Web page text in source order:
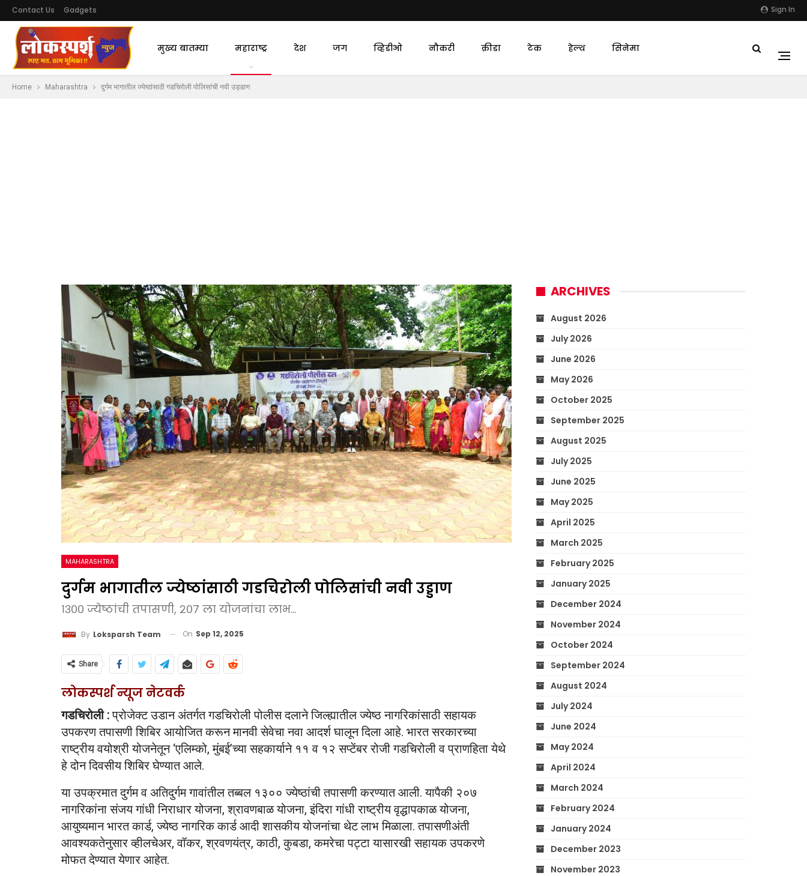
Sign In
Contact Us Gadgets
मुख्य बातम्या महाराष्ट्र देश जग व्हिडीओ नौकरी क्रीडा टेक हेल्थ सिनेमा
Home Maharashtra दुर्गम भागातील ज्येष्ठांसाठी गडचिरोली पोलिसांची नवी उड्डाण
MAHARASHTRA
दुर्गम भागातील ज्येष्ठांसाठी गडचिरोली पोलिसांची नवी उड्डाण
१३०० ज्येष्ठांची तपासणी, २०७ ला योजनांचा लाभ...
By Loksparsh Team On Sep 12, 2025
Share
लोकस्पर्श न्यूज नेटवर्क
गडचिरोली :प्रोजेक्ट उडान अंतर्गत गडचिरोली पोलीस दलाने जिल्ह्यातील ज्येष्ठ नागरिकांसाठी सहायक
उपकरण तपासणी शिबिर आयोजित करून मानवी सेवेचा नवा आदर्श घालून दिला आहे. भारत सरकारच्या
राष्ट्रीय वयोश्री योजनेतून ‘एलिम्को, मुंबई’च्या सहकार्याने ११ व १२ सप्टेंबर रोजी गडचिरोली व प्राणहिता येथे
हे दोन दिवसीय शिबिर घेण्यात आले.
या उपक्रमात दुर्गम व अतिदुर्गम गावांतील तब्बल १३०० ज्येष्ठांची तपासणी करण्यात आली. यापैकी २०७
नागरिकांना संजय गांधी निराधार योजना, श्रावणबाळ योजना, इंदिरा गांधी राष्ट्रीय वृद्धापकाळ योजना,
आयुष्यमान भारत कार्ड, ज्येष्ठ नागरिक कार्ड आदी शासकीय योजनांचा थेट लाभ मिळाला. तपासणीअंती
आवश्यकतेनुसार व्हीलचेअर, वॉकर, श्रवणयंत्र, काठी, कुबडा, कमरेचा पट्टा यासारखी सहायक उपकरणे
मोफत देण्यात येणार आहेत.
ARCHIVES
August 2026
July 2026
June 2026
May 2026
October 2025
September 2025
August 2025
July 2025
June 2025
May 2025
April 2025
March 2025
February 2025
January 2025
December 2024
November 2024
October 2024
September 2024
August 2024
July 2024
June 2024
May 2024
April 2024
March 2024
February 2024
January 2024
December 2023
November 2023